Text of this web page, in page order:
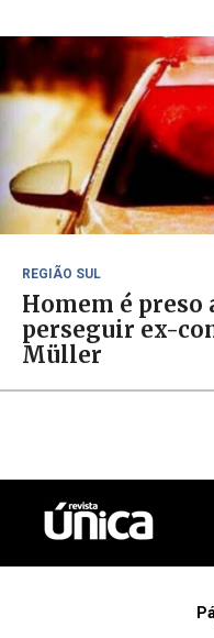
REGIÃO SUL
Homem é preso
perseguir ex-
Müller